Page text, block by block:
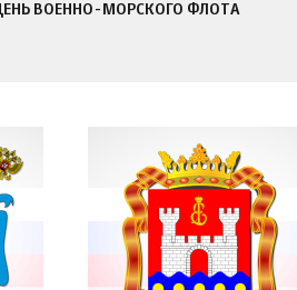
ВОЕННО-МОРСКОГО ФЛОТА